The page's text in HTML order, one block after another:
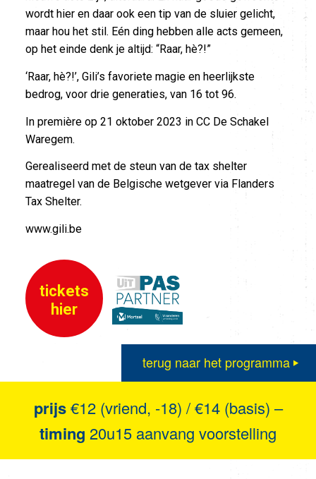
wordt hier en daar ook een tip van de sluier gelicht,
maar hou het stil. Eén ding hebben alle acts gemeen,
op het einde denk je altijd: “Raar, hè?!”
‘Raar, hè?!’, Gili’s favoriete magie en heerlijkste
bedrog, voor drie generaties, van 16 tot 96.
In première op 21 oktober 2023 in CC De Schakel
Waregem.
Gerealiseerd met de steun van de tax shelter
maatregel van de Belgische wetgever via Flanders
Tax Shelter.
www.gili.be
tickets
hier
terug naar het programma
prijs€12 (vriend, -18) / €14 (basis) –
timing 20u15 aanvang voorstelling